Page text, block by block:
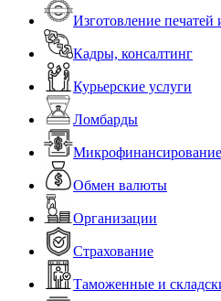
Изготовление
Кадры, консалтинг
Курьерские услуги
Ломбарды
Микрофинансирование
Обмен валюты
Организации
Страхование
Таможенные и